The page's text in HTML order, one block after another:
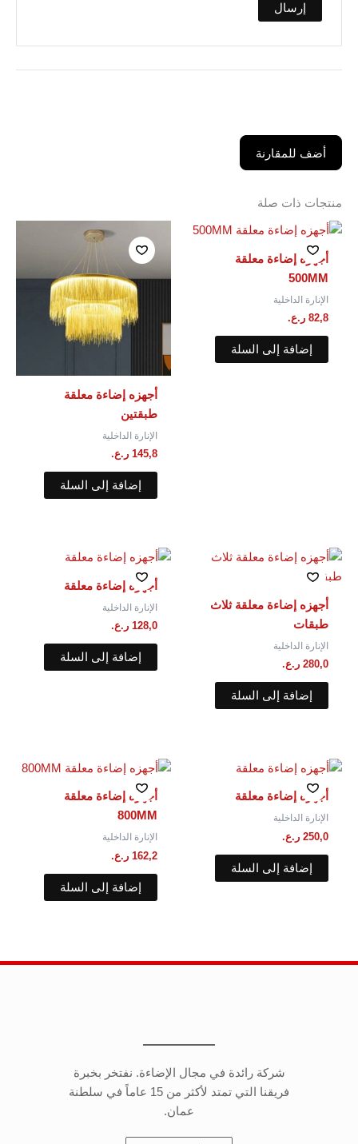
أضف للمقارنة
منتجات ذات صلة
أجهزه إضاءة معلقة
500MM
الإنارة الداخلية
82,8 ر.ع.
إضافة إلى السلة
أجهزه إضاءة معلقة⁩
طبقتين
الإنارة الداخلية
145,8 ر.ع.
إضافة إلى السلة
أجهزه إضاءة معلقة ثلاث
طبقات
الإنارة الداخلية
280,0 ر.ع.
إضافة إلى السلة
أجهزه إضاءة معلقة
الإنارة الداخلية
128,0 ر.ع.
إضافة إلى السلة
أجهزه إضاءة معلقة
الإنارة الداخلية
250,0 ر.ع.
إضافة إلى السلة
أجهزه إضاءة معلقة
800MM
الإنارة الداخلية
162,2 ر.ع.
إضافة إلى السلة
شركة رائدة في مجال الإضاءة. نفتخر بخبرة
فريقنا التي تمتد لأكثر من 15 عاماً في سلطنة
عمان.